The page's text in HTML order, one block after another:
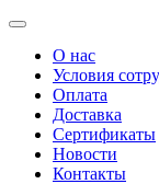
О нас
Условия
Оплата
Доставка
Сертификаты
Новости
Контакты